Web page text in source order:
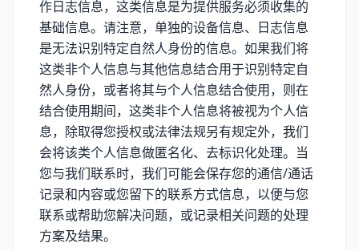
作日志信息，这类信息是为提供服务必须收集的
基础信息。请注意，单独的设备信息、日志信息
是无法识别特定自然人身份的信息。如果我们将
这类非个人信息与其他信息结合用于识别特定自
然人身份，或者将其与个人信息结合使用，则在
结合使用期间，这类非个人信息将被视为个人信
息，除取得您授权或法律法规另有规定外，我们
会将该类个人信息做匿名化、去标识化处理。当
您与我们联系时，我们可能会保存您的通信/通话
记录和内容或您留下的联系方式信息，以便与您
联系或帮助您解决问题，或记录相关问题的处理
方案及结果。